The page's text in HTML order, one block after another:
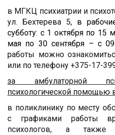
в МГКЦ психиатрии и
ул. Бехтерева 5, в
субботу: с 1 октября по 15
мая по 30 сентября – с
работы можно
или по телефону +375-17-
за амбулаторной
психологической помощью
в поликлинику по месту
с графиками работы
психологов, а также